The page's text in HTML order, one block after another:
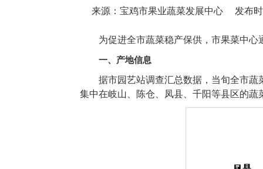
来源：宝鸡市果业蔬菜发展中心 发布
为促进全市蔬菜稳产保供，市果菜中
一、产地信息
据市园艺站调查汇总数据，当旬全市蔬
集中在岐山、陈仓、凤县、千阳等县区的蔬